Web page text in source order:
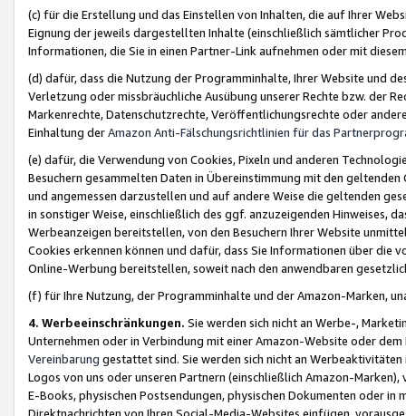
(c) für die Erstellung und das Einstellen von Inhalten, die auf Ihrer
Eignung der jeweils dargestellten Inhalte (einschließlich sämtlicher
Informationen, die Sie in einen Partner-Link aufnehmen oder mit
(d) dafür, dass die Nutzung der Programminhalte, Ihrer Website und
Verletzung oder missbräuchliche Ausübung unserer Rechte bzw. der
Markenrechte, Datenschutzrechte, Veröffentlichungsrechte oder
Einhaltung derAmazon Anti-Fälschungsrichtlinien für das
(e) dafür, die Verwendung von Cookies, Pixeln und anderen
Besuchern gesammelten Daten in Übereinstimmung mit den
und angemessen darzustellen und auf andere Weise die geltenden
in sonstiger Weise, einschließlich des ggf. anzuzeigenden Hinweises,
Werbeanzeigen bereitstellen, von den Besuchern Ihrer Website
Cookies erkennen können und dafür, dass Sie Informationen über die
Online-Werbung bereitstellen, soweit nach den anwendbaren
(f) für Ihre Nutzung, der Programminhalte und der Amazon-Marken,
4. Werbeeinschränkungen. Sie werden sich nicht an Werbe-,
Unternehmen oder in Verbindung mit einer Amazon-Website oder
Vereinbarung gestattet sind. Sie werden sich nicht an
Logos von uns oder unseren Partnern (einschließlich Amazon-
E-Books, physischen Postsendungen, physischen Dokumenten oder in
Direktnachrichten von Ihren Social-Media-Websites einfügen.